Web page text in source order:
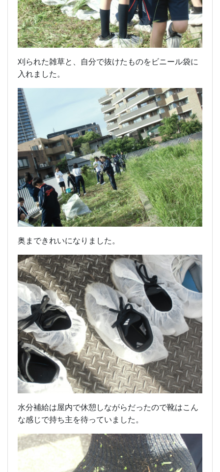
刈られた雑草と、自分で抜けたものをビニール袋に
入れました。
奥まできれいになりました。
水分補給は屋内で休憩しながらだったので靴はこん
な感じで持ち主を待っていました。